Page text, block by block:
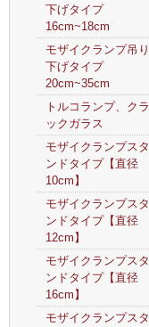
下げタイプ
16cm~18cm
モザイクランプ吊り
下げタイプ
20cm~35cm
トルコランプ、クラ
ックガラス
モザイクランプスタ
ンドタイプ【直径
10cm】
モザイクランプスタ
ンドタイプ【直径
12cm】
モザイクランプスタ
ンドタイプ【直径
16cm】
モザイクランプスタ